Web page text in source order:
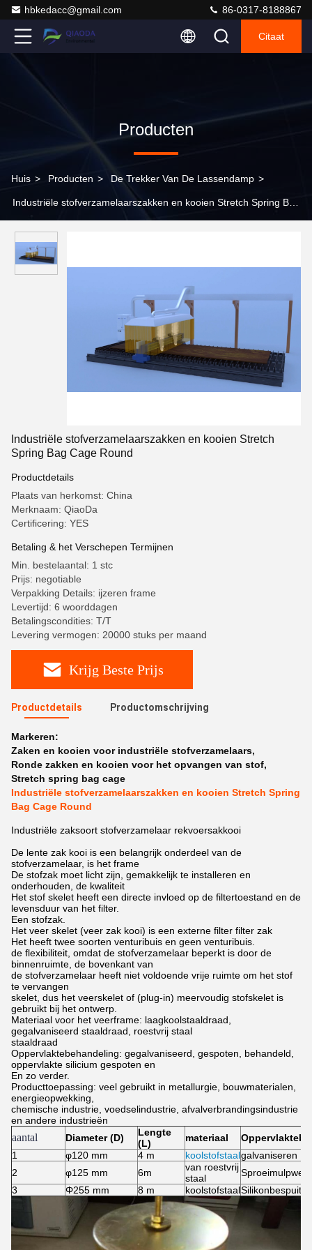
hbkedacc@gmail.com 86-0317-8188867
Citaat
Producten
Huis > Producten > De Trekker Van De Lassendamp >
Industriële stofverzamelaarszakken en kooien Stretch Spring Bag
Industriële stofverzamelaarszakken en kooien Stretch
Spring Bag Cage Round
Productdetails
Plaats van herkomst: China
Merknaam: QiaoDa
Certificering: YES
Betaling & het Verschepen Termijnen
Min. bestelaantal: 1 stc
Prijs: negotiable
Verpakking Details: ijzeren frame
Levertijd: 6 woorddagen
Betalingscondities: T/T
Levering vermogen: 20000 stuks per maand
Krijg Beste Prijs
Productdetails Productomschrijving
Markeren:
Zaken en kooien voor industriële stofverzamelaars,
Ronde zakken en kooien voor het opvangen van stof,
Stretch spring bag cage
Industriële stofverzamelaarszakken en kooien Stretch Spring
Bag Cage Round
Industriële zaksoort stofverzamelaar rekvoersakkooi
De lente zak kooi is een belangrijk onderdeel van de
stofverzamelaar, is het frame
De stofzak moet licht zijn, gemakkelijk te installeren en
onderhouden, de kwaliteit
Het stof skelet heeft een directe invloed op de filtertoestand en de
levensduur van het filter.
Een stofzak.
Het veer skelet (veer zak kooi) is een externe filter filter zak
Het heeft twee soorten venturibuis en geen venturibuis.
de flexibiliteit, omdat de stofverzamelaar beperkt is door de
binnenruimte, de bovenkant van
de stofverzamelaar heeft niet voldoende vrije ruimte om het stof
te vervangen
skelet, dus het veerskelet of (plug-in) meervoudig stofskelet is
gebruikt bij het ontwerp.
Materiaal voor het veerframe: laagkoolstaaldraad,
gegalvaniseerd staaldraad, roestvrij staal
staaldraad
Oppervlaktebehandeling: gegalvaniseerd, gespoten, behandeld,
oppervlakte silicium gespoten en
En zo verder.
Producttoepassing: veel gebruikt in metallurgie, bouwmaterialen,
energieopwekking,
chemische industrie, voedselindustrie, afvalverbrandingsindustrie
en andere industrieën
aantal Diameter (D)
Lengte
(L)
materiaal
1
φ120 mm 4 m koolstofstaalgalvaniseren
2
φ125 mm 6m
van roestvrij
staal
Sproeimulpwerk
3
Φ255 mm 8 m koolstofstaal